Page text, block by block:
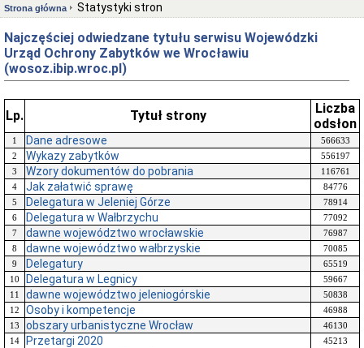
Strona główna Statystyki stron
Najczęściej odwiedzane tytułu serwisu Wojewódzki
Urząd Ochrony Zabytków we Wrocławiu
(wosoz.ibip.wroc.pl)
Lp. Tytuł strony
Liczba
odsłon
1 Dane adresowe
566633
2
Wykazy zabytków
556197
3
Wzory dokumentów do pobrania
116761
4
Jak załatwić sprawę
84776
5
Delegatura w Jeleniej Górze
78914
6
Delegatura w Wałbrzychu
77092
7
dawne województwo wrocławskie
76987
8
dawne województwo wałbrzyskie
70085
9
Delegatury
65519
10
Delegatura w Legnicy
59667
11
dawne województwo jeleniogórskie
50838
12
Osoby i kompetencje
46988
13
obszary urbanistyczne Wrocław
46130
14
Przetargi 2020
45213